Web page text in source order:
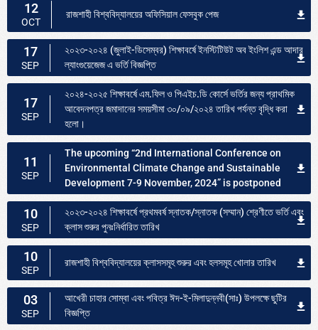
12
OCT
রাজশাহী বিশ্ববিদ্যালয়ের অফিসিয়াল ফেসবুক পেজ
17
SEP
২০২৩-২০২৪ (জুলাই-ডিসেম্বর) শিক্ষাবর্ষে ইনস্টিটিউট অব ইংলিশ এন্ড আদার
ল্যাংগুয়েজেজ এ ভর্তি বিজ্ঞপ্তি
17
SEP
২০২৪-২০২৫ শিক্ষাবর্ষে এম.ফিল ও পিএইচ.ডি কোর্সে ভর্তির জন্য প্রাথমিক
আবেদনপত্র জমাদানের সময়সীমা ৩০/০৯/২০২৪ তারিখ পর্যন্ত বৃদ্ধি করা
হলো।
11
SEP
The upcoming “2nd International Conference on
Environmental Climate Change and Sustainable
Development 7-9 November, 2024” is postponed
10
SEP
২০২৩-২০২৪ শিক্ষাবর্ষে প্রথমবর্ষ স্নাতক/স্নাতক (সম্মান) শ্রেণীতে ভর্তি এবং
ক্লাস শুরুর পুনঃনির্ধারিত তারিখ
10
SEP
রাজশাহী বিশ্ববিদ্যালয়ের ক্লাসসমূহ শুরুর এবং হলসমূহ খোলার তারিখ
03
SEP
আখেরী চাহার সোম্বা এবং পবিত্র ঈদ-ই-মিলাদুন্নবী(সাঃ) উপলক্ষে ছুটির
বিজ্ঞপ্তি